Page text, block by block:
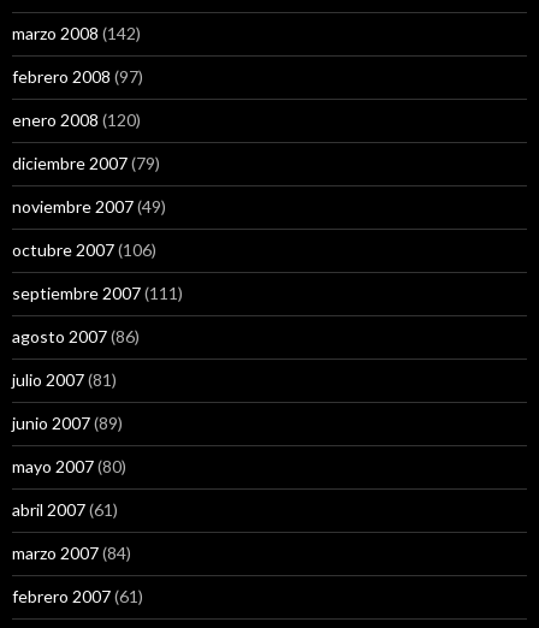
marzo 2008 (142)
febrero 2008 (97)
enero 2008 (120)
diciembre 2007(79)
noviembre 2007(49)
octubre 2007(106)
septiembre 2007(111)
agosto 2007(86)
julio 2007(81)
junio 2007(89)
mayo 2007(80)
abril 2007(61)
marzo 2007(84)
febrero 2007(61)